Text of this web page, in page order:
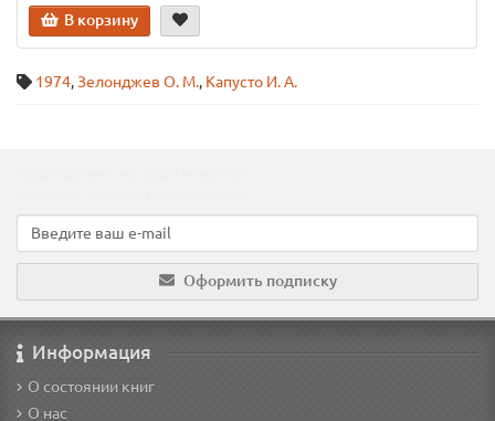
В корзину
1974,Зелонджев О. М., Капусто И. А.
Оформить подписку
Информация
О состоянии книг
О нас